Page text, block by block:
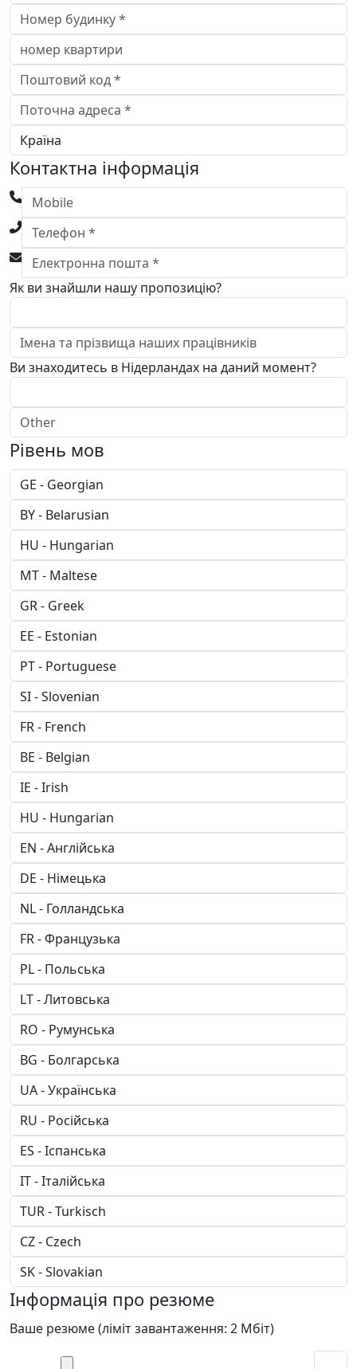
Контактна інформація
Як ви знайшли нашу пропозицію?
Ви знаходитесь в Нідерландах на даний момент?
Рівень мов
Інформація про резюме
Ваше резюме (ліміт завантаження: 2 Мбіт)